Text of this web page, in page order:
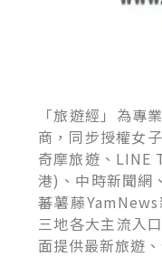
「旅遊經」為專
商，同步授權女
奇摩旅遊、LINE
港)、中時新聞網
蕃薯藤
三地各大主流入
面提供最新旅遊